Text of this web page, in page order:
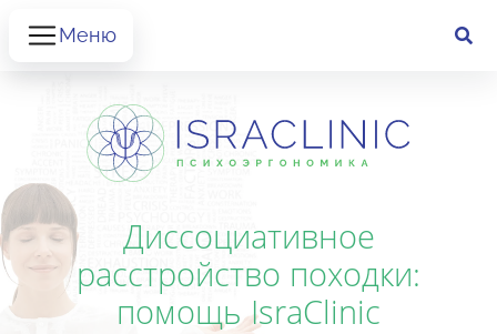
Меню
Диссоциативное
расстройство походки:
помощь IsraClinic